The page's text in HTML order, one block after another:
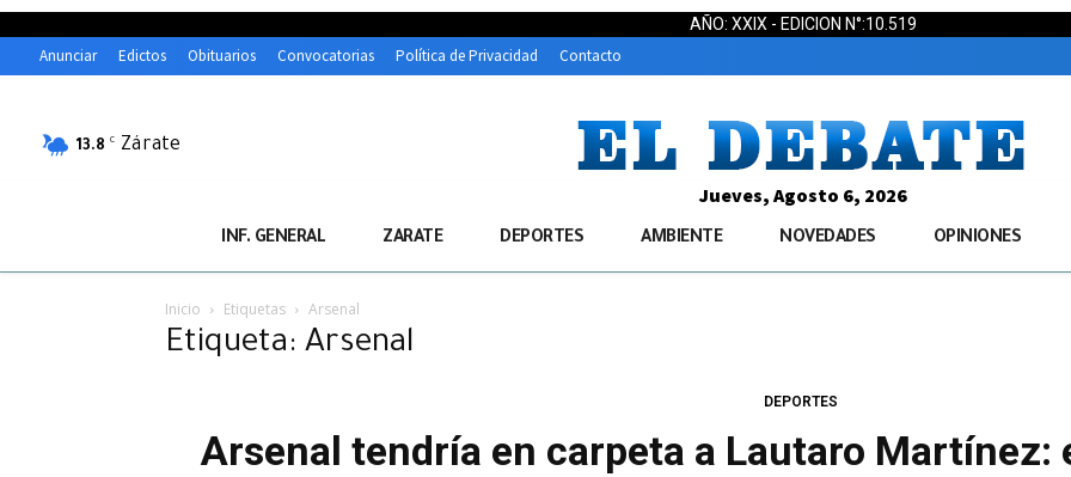
AÑO: XXIX - EDICION N°:10.519
Anunciar Edictos Obituarios Convocatorias Política de Privacidad Contacto
13.8 C Zárate
Jueves, Agosto 6, 2026
INF. GENERAL ZARATE DEPORTES AMBIENTE NOVEDADES OPINIONES
Inicio Etiquetas Arsenal
Etiqueta: Arsenal
DEPORTES
Arsenal tendría en carpeta a Lautaro Martínez: